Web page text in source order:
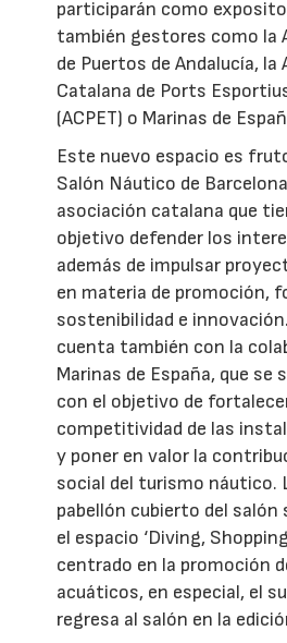
participarán como
también gestores como la
de Puertos de Andalucía, la
Catalana de Ports
(ACPET) o Marinas de
Este nuevo espacio es
Salón Náutico de Barcelona
asociación catalana que
objetivo defender los
además de impulsar
en materia de promoción,
sostenibilidad e
cuenta también con la
Marinas de España, que se
con el objetivo de
competitividad de las
y poner en valor la
social del turismo náutico.
pabellón cubierto del salón
el espacio ‘Diving,
centrado en la promoción
acuáticos, en especial, el
regresa al salón en la